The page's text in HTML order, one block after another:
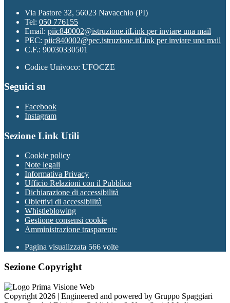
Via Pastore 32, 56023 Navacchio (PI)
Tel: 050 776155
Email: piic840002@istruzione.itLink per inviare una mail
PEC: piic840002@pec.istruzione.itLink per inviare una mail
C.F.: 90030330501
Codice Univoco: UFOCZE
Seguici su
Facebook
Instagram
Sezione Link Utili
Cookie policy
Note legali
Informativa Privacy
Ufficio Relazioni con il Pubblico
Dichiarazione di accessibilità
Obiettivi di accessibilità
Whistleblowing
Gestione consensi cookie
Amministrazione trasparente
Pagina visualizzata 566 volte
Sezione Copyright
Copyright 2026 | Engineered and powered by Gruppo Spaggiari